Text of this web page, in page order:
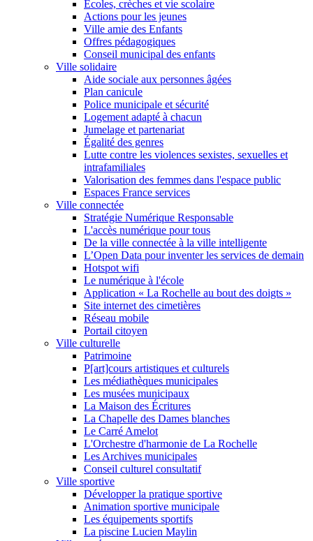
Écoles, crèches et vie scolaire
Actions pour les jeunes
Ville amie des Enfants
Offres pédagogiques
Conseil municipal des enfants
Ville solidaire
Aide sociale aux personnes âgées
Plan canicule
Police municipale et sécurité
Logement adapté à chacun
Jumelage et partenariat
Égalité des genres
Lutte contre les violences sexistes, sexuelles et
intrafamiliales
Valorisation des femmes dans l'espace public
Espaces France services
Ville connectée
Stratégie Numérique Responsable
L'accès numérique pour tous
De la ville connectée à la ville intelligente
L’Open Data pour inventer les services de demain
Hotspot wifi
Le numérique à l'école
Application « La Rochelle au bout des doigts »
Site internet des cimetières
Réseau mobile
Portail citoyen
Ville culturelle
Patrimoine
P[art]cours artistiques et culturels
Les médiathèques municipales
Les musées municipaux
La Maison des Écritures
La Chapelle des Dames blanches
Le Carré Amelot
L'Orchestre d'harmonie de La Rochelle
Les Archives municipales
Conseil culturel consultatif
Ville sportive
Développer la pratique sportive
Animation sportive municipale
Les équipements sportifs
La piscine Lucien Maylin